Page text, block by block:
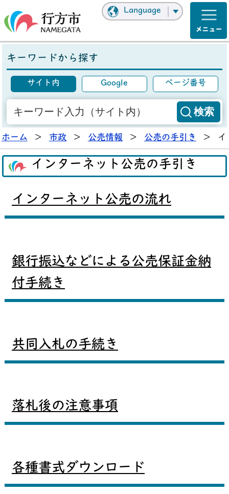
Language
キーワードから探す
サイト内 Google ページ番号
ホーム > 市政 > 公売情報 > 公売の手引き > イ
インターネット公売の手引き
インターネット公売の流れ
銀行振込などによる公売保証金納
付手続き
共同入札の手続き
落札後の注意事項
各種書式ダウンロード